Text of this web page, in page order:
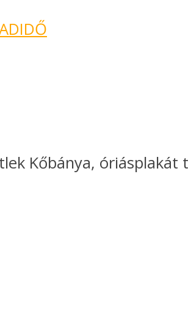
Kőbánya, óriásplakát